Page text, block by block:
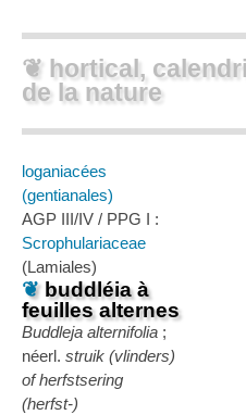
❦ hortical,
de la nature
loganiacées
(gentianales)
AGP III/IV / PPG I :
Scrophulariaceae
(Lamiales)
❦buddléia à
feuilles alternes
Buddleja alternifolia ;
néerl. struik (vlinders)
of herfstsering
(herfst-)